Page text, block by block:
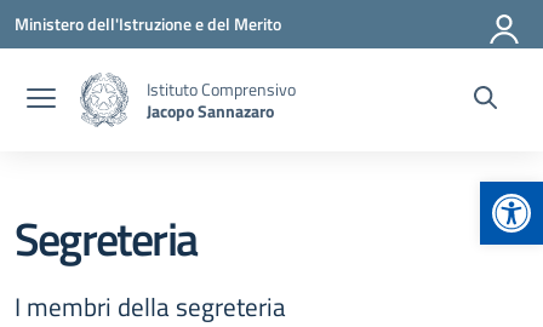
Vai ai contenuti
Vai al menu di navigazione
Vai al footer
Ministero dell'Istruzione e del Merito
Istituto Comprensivo
Jacopo Sannazaro
Segreteria
I membri della segreteria